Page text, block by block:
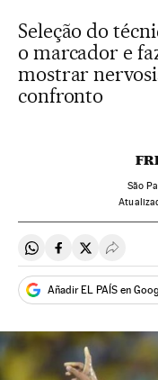
Seleção do
o marcador e
mostrar
confronto
São
Compartir en
Compartir en
Compartir
Añadir EL PAÍS en